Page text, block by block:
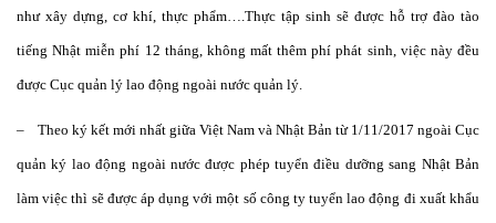
như xây dựng, cơ khí, thực phẩm….Thực tập sinh sẽ được hỗ trợ đào tào
tiếng Nhật miễn phí 12 tháng, không mất thêm phí phát sinh, việc này đều
được Cục quản lý lao động ngoài nước quản lý.
– Theo ký kết mới nhất giữa Việt Nam và Nhật Bản từ 1/11/2017 ngoài Cục
quản ký lao động ngoài nước được phép tuyển điều dưỡng sang Nhật Bản
làm việc thì sẽ được áp dụng với một số công ty tuyển lao động đi xuất khẩu